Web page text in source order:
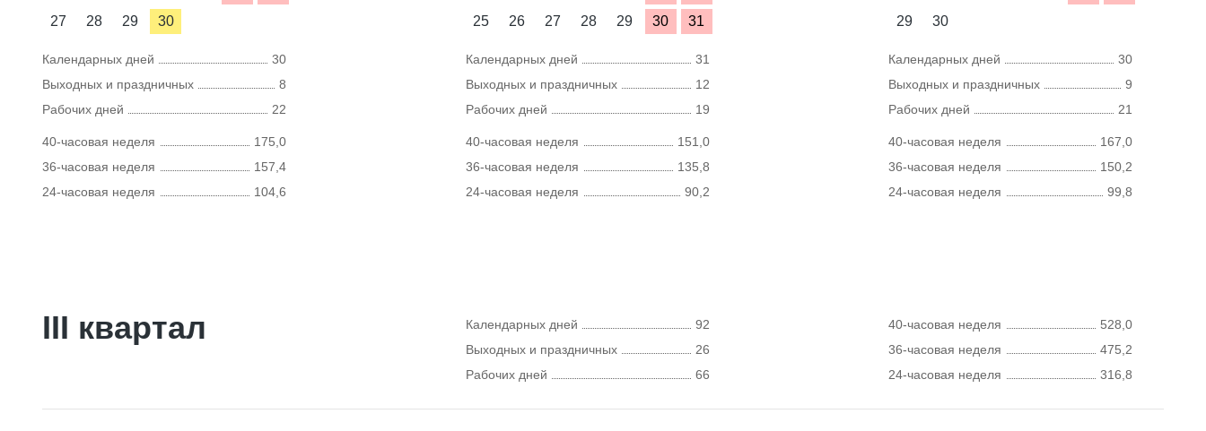
27
28 29 30
Календарных дней
30
Выходных и праздничных
8
Рабочих дней
22
40-часовая неделя
175,0
36-часовая неделя
157,4
24-часовая неделя
104,6
25
26 27 28 29 30 31
Календарных дней
31
Выходных и праздничных
12
Рабочих дней
19
40-часовая неделя
151,0
36-часовая неделя
135,8
24-часовая неделя
90,2
29
30
Календарных дней
30
Выходных и праздничных
9
Рабочих дней
21
40-часовая неделя
167,0
36-часовая неделя
150,2
24-часовая неделя
99,8
III квартал Календарных дней
92
Выходных и праздничных
26
Рабочих дней
66
40-часовая неделя
528,0
36-часовая неделя
475,2
24-часовая неделя
316,8